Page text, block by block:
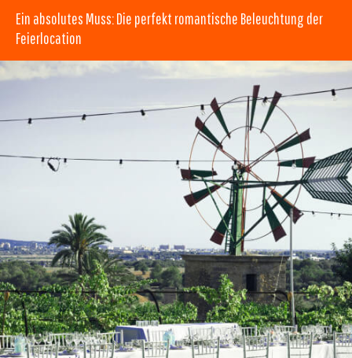
Ein absolutes Muss: Die perfekt romantische Beleuchtung der
Feierlocation